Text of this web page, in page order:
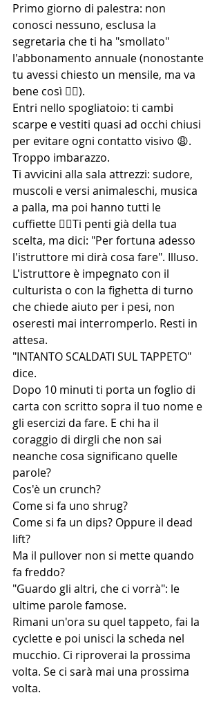
Primo giorno di palestra: non
conosci nessuno, esclusa la
segretaria che ti ha "smollato"
l'abbonamento annuale (nonostante
tu avessi chiesto un mensile, ma va
bene così 🤦‍♂).
Entri nello spogliatoio: ti cambi
scarpe e vestiti quasi ad occhi chiusi
per evitare ogni contatto visivo 😩.
Troppo imbarazzo.
Ti avvicini alla sala attrezzi: sudore,
muscoli e versi animaleschi, musica
a palla, ma poi hanno tutti le
cuffiette 🤷‍♂Ti penti già della tua
scelta, ma dici: "Per fortuna adesso
l'istruttore mi dirà cosa fare". Illuso.
L'istruttore è impegnato con il
culturista o con la fighetta di turno
che chiede aiuto per i pesi, non
oseresti mai interromperlo. Resti in
attesa.
"INTANTO SCALDATI SUL TAPPETO"
dice.
Dopo 10 minuti ti porta un foglio di
carta con scritto sopra il tuo nome e
gli esercizi da fare. E chi ha il
coraggio di dirgli che non sai
neanche cosa significano quelle
parole?
Cos'è un crunch?
Come si fa uno shrug?
Come si fa un dips? Oppure il dead
lift?
Ma il pullover non si mette quando
fa freddo?
"Guardo gli altri, che ci vorrà": le
ultime parole famose.
Rimani un'ora su quel tappeto, fai la
cyclette e poi unisci la scheda nel
mucchio. Ci riproverai la prossima
volta. Se ci sarà mai una prossima
volta.